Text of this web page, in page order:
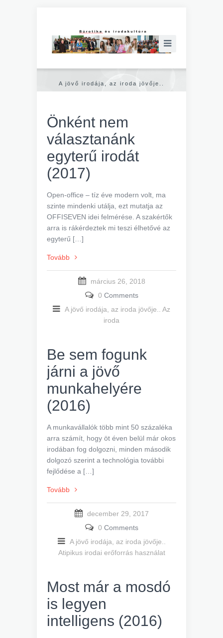
A jövő irodája, az iroda jövője..
Önként nem
választanánk
egyterű irodát
(2017)
Open-office – tíz éve modern volt, ma
szinte mindenki utálja, ezt mutatja az
OFFISEVEN idei felmérése. A szakértők
arra is rákérdeztek mi teszi élhetővé az
egyterű […]
Tovább
március 26, 2018
0 Comments
A jövő irodája, az iroda jövője..
Az
iroda
Be sem fogunk
járni a jövő
munkahelyére
(2016)
A munkavállalók több mint 50 százaléka
arra számít, hogy öt éven belül már okos
irodában fog dolgozni, minden második
dolgozó szerint a technológia további
fejlődése a […]
Tovább
december 29, 2017
0 Comments
A jövő irodája, az iroda jövője..
Atipikus irodai erőforrás használat
Most már a mosdó
is legyen
intelligens (2016)